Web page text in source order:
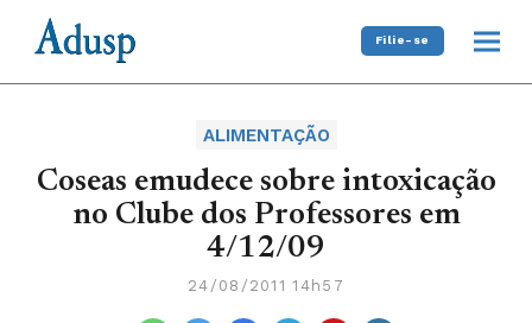
Filie-se
ALIMENTAÇÃO
Coseas emudece sobre intoxicação
no Clube dos Professores em
4/12/09
24/08/2011 14h57